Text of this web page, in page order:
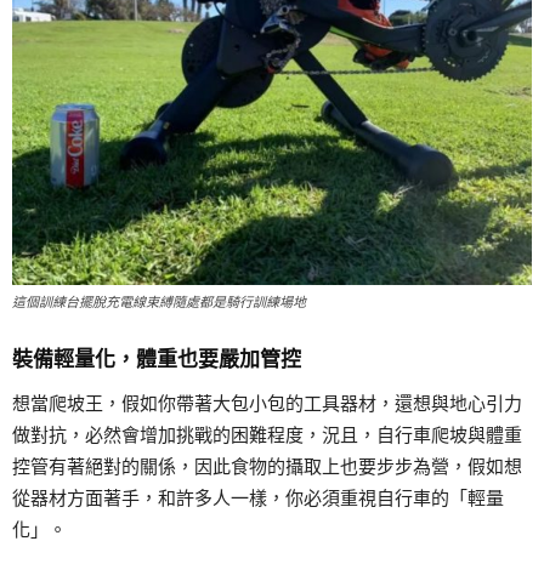
這個訓練台擺脫充電線束縛隨處都是騎行訓練場地
裝備輕量化，體重也要嚴加管控
想當爬坡王，假如你帶著大包小包的工具器材，還想與地心引力
做對抗，必然會增加挑戰的困難程度，況且，自行車爬坡與體重
控管有著絕對的關係，因此食物的攝取上也要步步為營，假如想
從器材方面著手，和許多人一樣，你必須重視自行車的「輕量
化」。